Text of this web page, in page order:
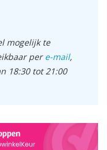
mogelijk te
pere-mail,
18:30 tot 21:00